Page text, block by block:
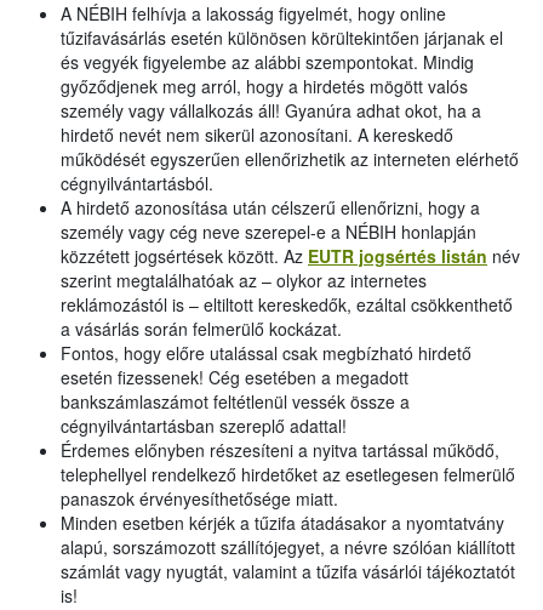
A NÉBIH felhívja a lakosság figyelmét, hogy online
tűzifavásárlás esetén különösen körültekintően járjanak el
és vegyék figyelembe az alábbi szempontokat. Mindig
győződjenek meg arról, hogy a hirdetés mögött valós
személy vagy vállalkozás áll! Gyanúra adhat okot, ha a
hirdető nevét nem sikerül azonosítani. A kereskedő
működését egyszerűen ellenőrizhetik az interneten elérhető
cégnyilvántartásból.
A hirdető azonosítása után célszerű ellenőrizni, hogy a
személy vagy cég neve szerepel-e a NÉBIH honlapján
közzétett jogsértések között. Az EUTR jogsértés listán név
szerint megtalálhatóak az – olykor az internetes
reklámozástól is – eltiltott kereskedők, ezáltal csökkenthető
a vásárlás során felmerülő kockázat.
Fontos, hogy előre utalással csak megbízható hirdető
esetén fizessenek! Cég esetében a megadott
bankszámlaszámot feltétlenül vessék össze a
cégnyilvántartásban szereplő adattal!
Érdemes előnyben részesíteni a nyitva tartással működő,
telephellyel rendelkező hirdetőket az esetlegesen felmerülő
panaszok érvényesíthetősége miatt.
Minden esetben kérjék a tűzifa átadásakor a nyomtatvány
alapú, sorszámozott szállítójegyet, a névre szólóan kiállított
számlát vagy nyugtát, valamint a tűzifa vásárlói tájékoztatót
is!